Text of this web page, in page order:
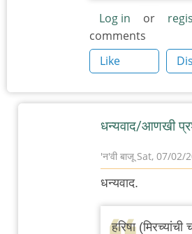
Log in or
comments
Like
धन्यवाद/आणखी
'न'वी बाजूSat, 07/02/
In
धन्यवाद.
हरिषा (मिरच्यांची